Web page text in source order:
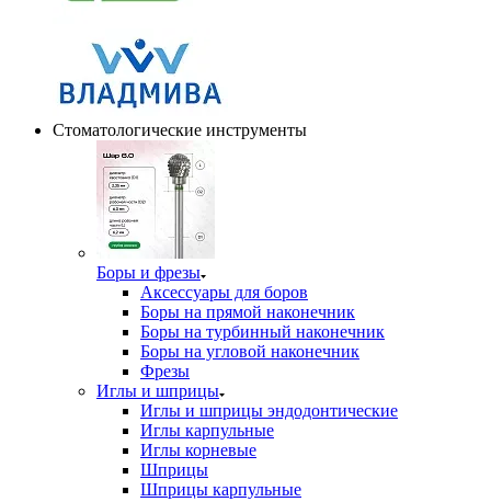
Стоматологические инструменты
Боры и фрезы
Аксессуары для боров
Боры на прямой наконечник
Боры на турбинный наконечник
Боры на угловой наконечник
Фрезы
Иглы и шприцы
Иглы и шприцы эндодонтические
Иглы карпульные
Иглы корневые
Шприцы
Шприцы карпульные